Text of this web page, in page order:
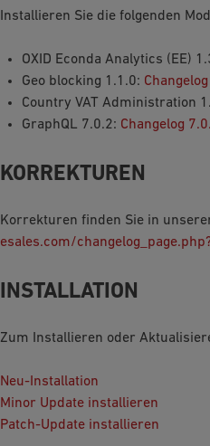
Installieren Sie die folgenden
OXID Econda Analytics (EE)
Geo blocking 1.1.0:
Country VAT Administration
GraphQL 7.0.2: Changelog
KORREKTUREN
Korrekturen finden Sie in
esales.com/
INSTALLATION
Zum Installieren oder
Neu-Installation
Minor Update installieren
Patch-Update installieren